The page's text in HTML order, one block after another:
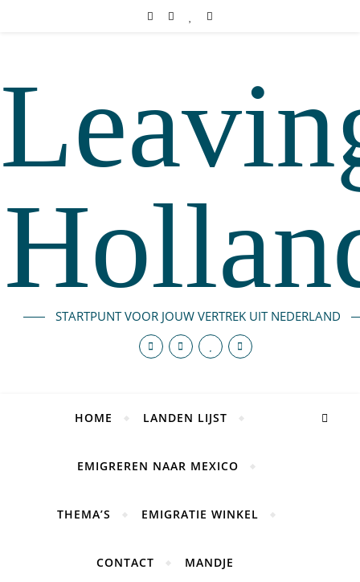
STARTPUNT VOOR JOUW VERTREK UIT NEDERLAND
HOME LANDEN LIJST
EMIGREREN NAAR MEXICO
THEMA’S EMIGRATIE WINKEL
CONTACT MANDJE